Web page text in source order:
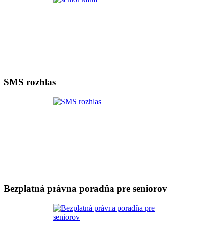
SMS rozhlas
Bezplatná právna poradňa pre seniorov